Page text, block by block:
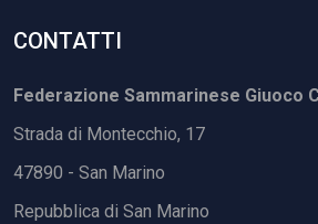
CONTATTI
Federazione Sammarinese Giuoco
Strada di Montecchio, 17
47890 - San Marino
Repubblica di San Marino